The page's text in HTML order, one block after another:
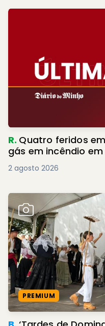
R. Quatro feridos
gás em incêndio
2 agosto 2026
PREMIUM